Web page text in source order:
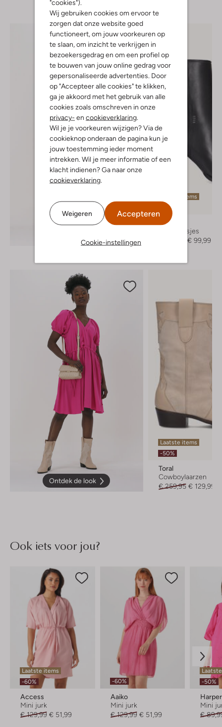
"cookies").
Wij gebruiken cookies om ervoor te
zorgen dat onze website goed
functioneert, om jouw voorkeuren op
te slaan, om inzicht te verkrijgen in
bezoekersgedrag en om een profiel op
te bouwen van jouw online gedrag voor
gepersonaliseerde advertenties. Door
op "Accepteer alle cookies" te klikken,
ga je akkoord met het gebruik van alle
cookies zoals omschreven in onze
privacy- en cookieverklaring.
Wil je je voorkeuren wijzigen? Via de
cookieknop onderaan de pagina kun je
jouw toestemming ieder moment
intrekken. Wil je meer informatie of een
klacht indienen? Ga naar onze
cookieverklaring.
Weigeren Accepteren
Cookie-instellingen
Laatste items
-50%
Nubikk
Enkellaarsjes
€ 99,99
Ontdek de look
Laatste items
-50%
Toral
Cowboylaarzen
€ 259,95 € 129,99
Ook iets voor jou?
Laatste items
-60%
Access
Mini jurk
€ 129,99 € 51,99
-60%
Aaiko
Mini jurk
€ 129,99 € 51,99
-50%
Mini
€